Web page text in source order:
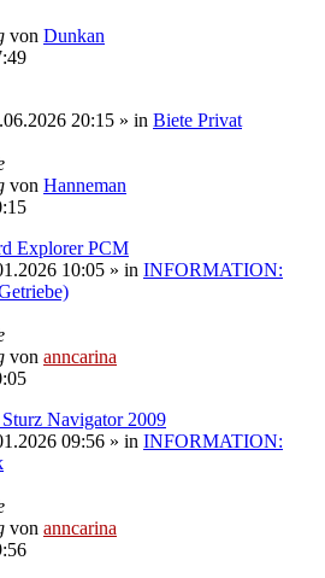
von Dunkan
20:15 » in Biete Privat
von Hanneman
Explorer PCM
10:05 » in INFORMATION:
von anncarina
Navigator 2009
09:56 » in INFORMATION:
von anncarina